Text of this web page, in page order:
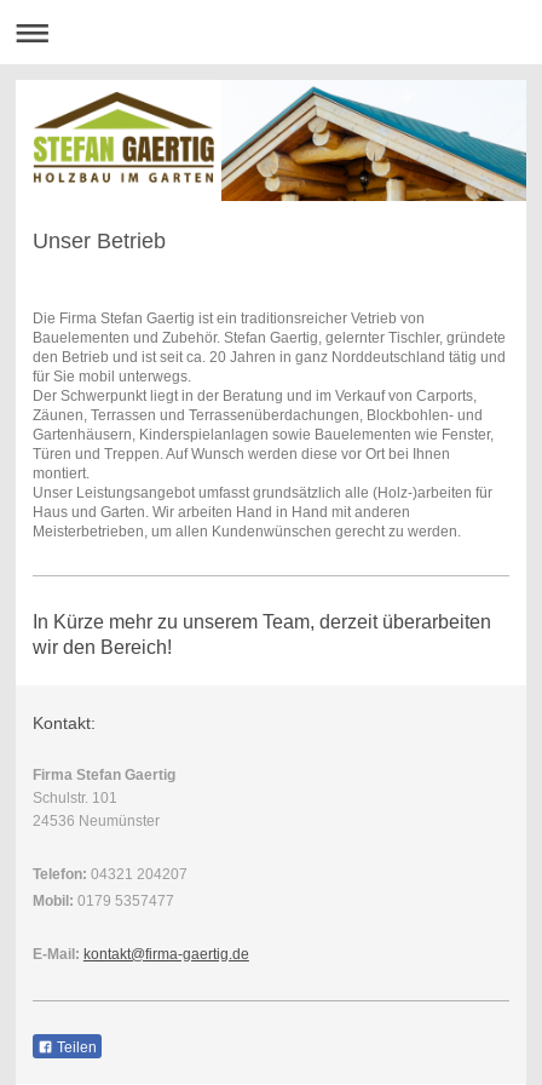
Unser Betrieb
Die Firma Stefan Gaertig ist ein traditionsreicher Vetrieb von
Bauelementen und Zubehör. Stefan Gaertig, gelernter Tischler, gründete
den Betrieb und ist seit ca. 20 Jahren in ganz Norddeutschland tätig und
für Sie mobil unterwegs.
Der Schwerpunkt liegt in der Beratung und im Verkauf von Carports,
Zäunen, Terrassen und Terrassenüberdachungen, Blockbohlen- und
Gartenhäusern, Kinderspielanlagen sowie Bauelementen wie Fenster,
Türen und Treppen. Auf Wunsch werden diese vor Ort bei Ihnen
montiert.
Unser Leistungsangebot umfasst grundsätzlich alle (Holz-)arbeiten für
Haus und Garten. Wir arbeiten Hand in Hand mit anderen
Meisterbetrieben, um allen Kundenwünschen gerecht zu werden.
In Kürze mehr zu unserem Team, derzeit überarbeiten
wir den Bereich!
Kontakt:
Firma Stefan Gaertig
Schulstr. 101
24536 Neumünster
Telefon: 04321 204207
Mobil: 0179 5357477
E-Mail: kontakt@firma-gaertig.de
Teilen